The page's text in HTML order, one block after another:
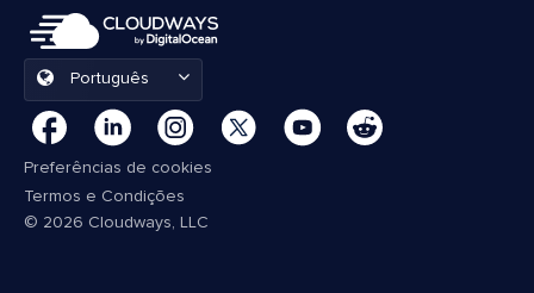
Português
Preferências de cookies
Termos e Condições
© 2026 Cloudways, LLC